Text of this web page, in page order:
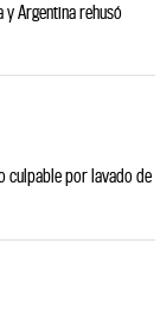
Argentina rehusó
culpable por lavado de